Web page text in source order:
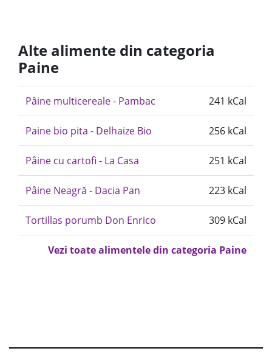
Alte alimente din categoria
Paine
Pâine multicereale - Pambac 241 kCal
Paine bio pita - Delhaize Bio 256 kCal
Pâine cu cartofi - La Casa 251 kCal
Pâine Neagră - Dacia Pan 223 kCal
Tortillas porumb Don Enrico 309 kCal
Vezi toate alimentele din categoria Paine